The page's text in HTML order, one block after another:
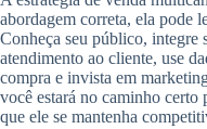
abordagem correta, ela pode
Conheça seu público, integre
atendimento ao cliente, use
compra e invista em
você estará no caminho certo
que ele se mantenha